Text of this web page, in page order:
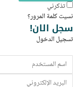
تذكرني
نسيت كلمة المرور؟
سجل الان!
تسجيل الدخول